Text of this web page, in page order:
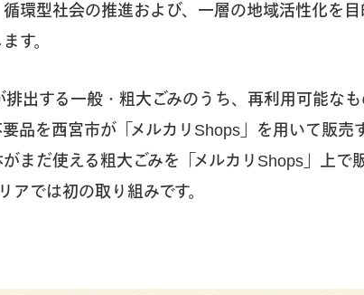
環型社会の推進および、一層の地域活性化を
す。
出する一般・粗大ごみのうち、再利用可能な
品を西宮市が「メルカリShops」を用いて販売
まだ使える粗大ごみを「メルカリShops」上で
アでは初の取り組みです。